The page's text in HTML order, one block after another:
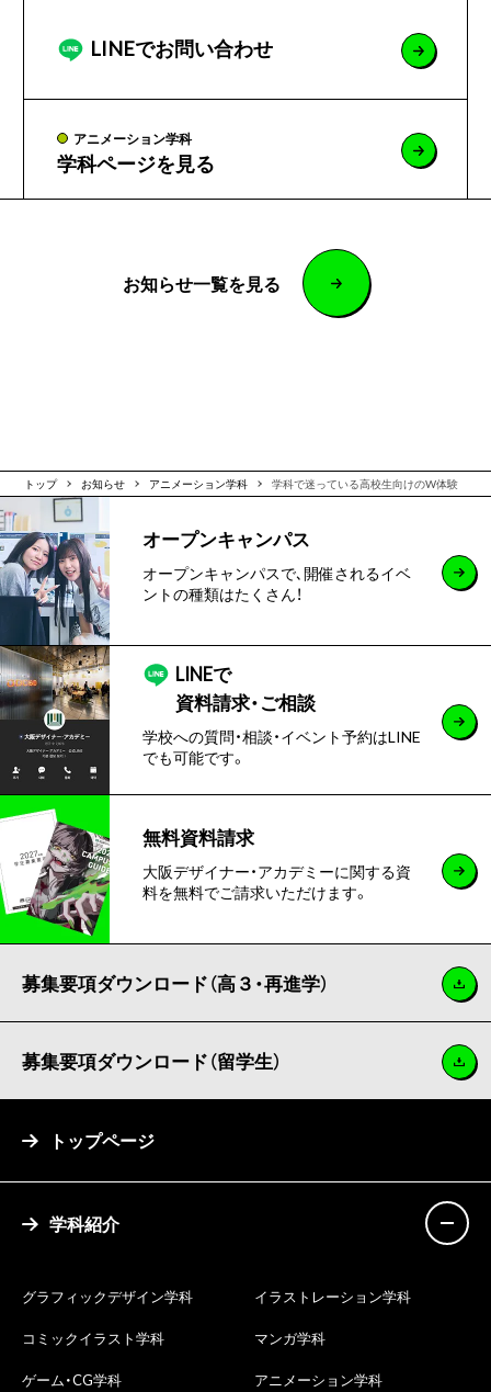
LINEでお問い合わせ
アニメーション学科
学科ページを見る
お知らせ一覧を見る
トップ お知らせ アニメーション学科 学科で迷っている高校生向けのW体験
オープンキャンパス
オープンキャンパスで､開催されるイベ
ントの種類はたくさん！
LINEで
資料請求・ご相談
学校への質問・相談・イベント予約はLINE
でも可能です。
無料資料請求
大阪デザイナー・アカデミーに関する資
料を無料でご請求いただけます。
募集要項ダウンロード（高３・再進学）
募集要項ダウンロード（留学生）
トップページ
学科紹介
グラフィックデザイン学科
イラストレーション学科
コミックイラスト学科
マンガ学科
ゲーム・CG学科
アニメーション学科